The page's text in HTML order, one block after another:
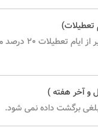
تعطیلات)
در صورت کنسلی
و آخر هفته )
برگشت داده نمی شود.